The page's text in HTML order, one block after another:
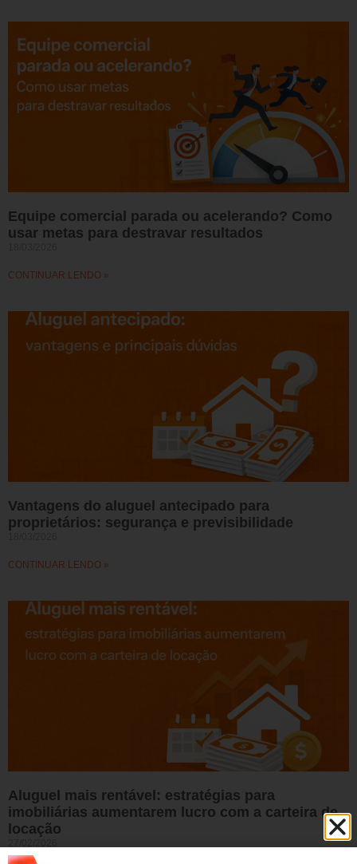
Equipe comercial parada ou acelerando? Como
usar metas para destravar resultados
CONTINUAR LENDO »
Vantagens do aluguel antecipado para
proprietários: segurança e previsibilidade
CONTINUAR LENDO »
Aluguel mais rentável: estratégias para
imobiliárias aumentarem lucro com a carteira de
locação